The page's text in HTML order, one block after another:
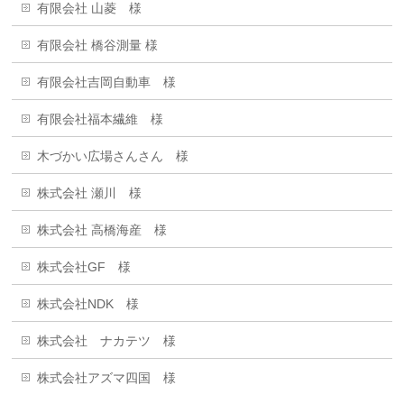
有限会社 山菱 様
有限会社 橋谷測量 様
有限会社吉岡自動車 様
有限会社福本繊維 様
木づかい広場さんさん 様
株式会社 瀬川 様
株式会社 高橋海産 様
株式会社GF 様
株式会社NDK 様
株式会社 ナカテツ 様
株式会社アズマ四国 様